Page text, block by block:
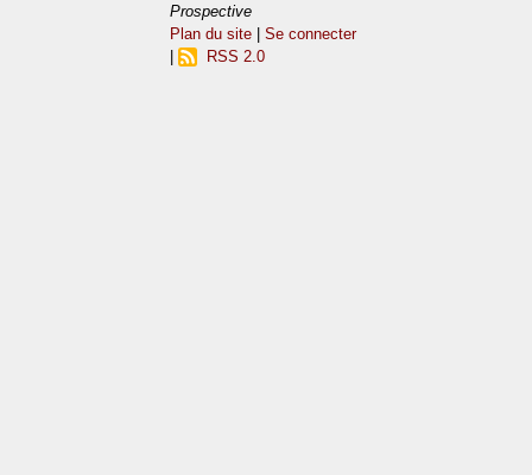
Prospective
Plan du site |Se connecter
RSS 2.0